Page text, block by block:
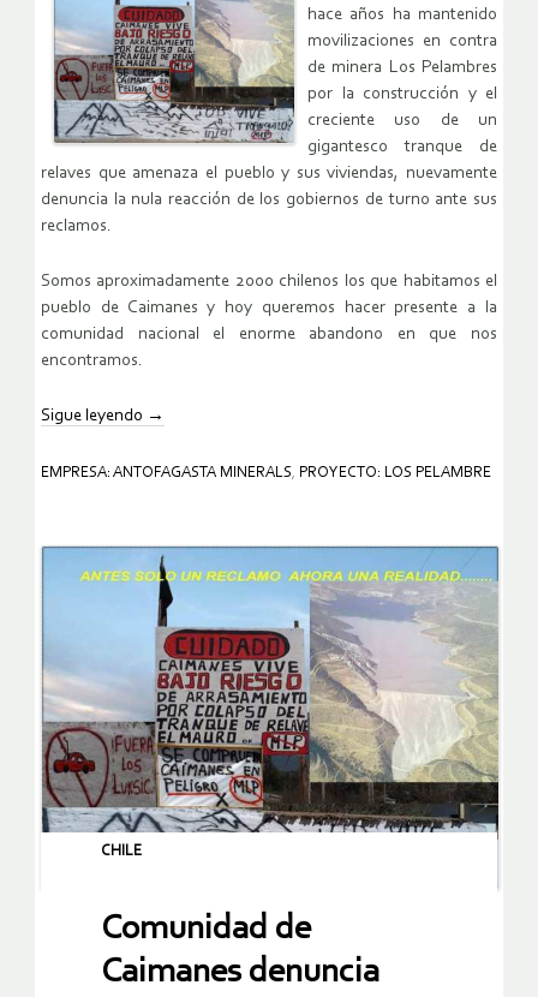
hace años ha mantenido
movilizaciones en contra
de minera Los Pelambres
por la construcción y el
creciente uso de un
gigantesco tranque de
relaves que amenaza el pueblo y sus viviendas, nuevamente
denuncia la nula reacción de los gobiernos de turno ante sus
reclamos.
Somos aproximadamente 2000 chilenos los que habitamos el
pueblo de Caimanes y hoy queremos hacer presente a la
comunidad nacional el enorme abandono en que nos
encontramos.
Sigue leyendo →
EMPRESA: ANTOFAGASTA MINERALS, PROYECTO: LOS PELAMBRE
CHILE
Comunidad de
Caimanes denuncia